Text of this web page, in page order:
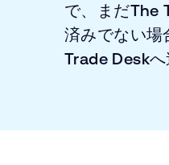
で、まだThe
済みでない場
Trade Deskへ